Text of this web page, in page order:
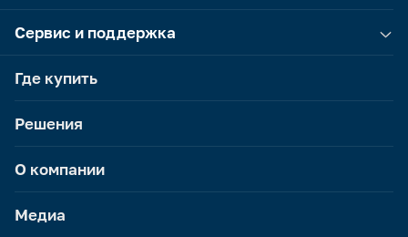
Сервис и поддержка
Где купить
Решения
О компании
Медиа